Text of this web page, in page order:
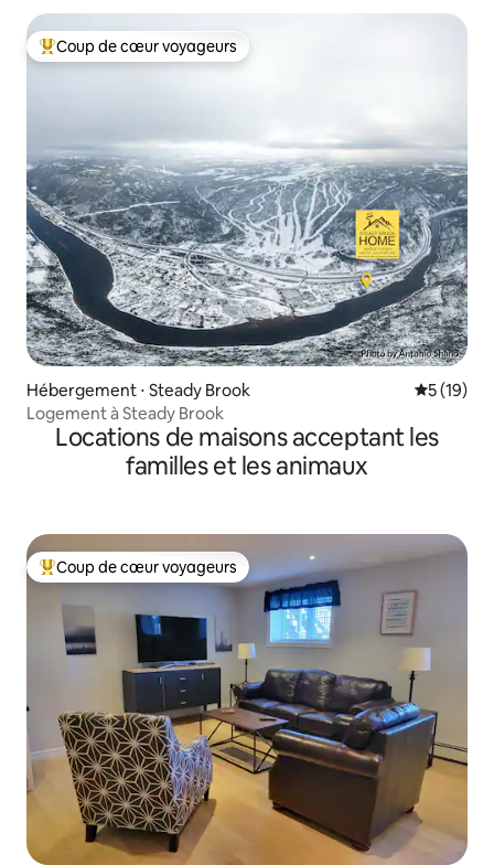
Coups de cœur voyageurs les plus appréciés
Coup de cœur voyageurs
Hébergement ⋅ Steady Brook
5 (19)
Logement à Steady Brook
Locations de maisons acceptant les
familles et les animaux
Coups de cœur voyageurs les plus appréciés
Coup de cœur voyageurs